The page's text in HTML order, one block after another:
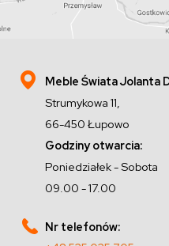
Meble Świata Jolanta
Strumykowa 11,
66-450 Łupowo
Godziny otwarcia:
Poniedziałek - Sobota
09.00 - 17.00
Nr telefonów: